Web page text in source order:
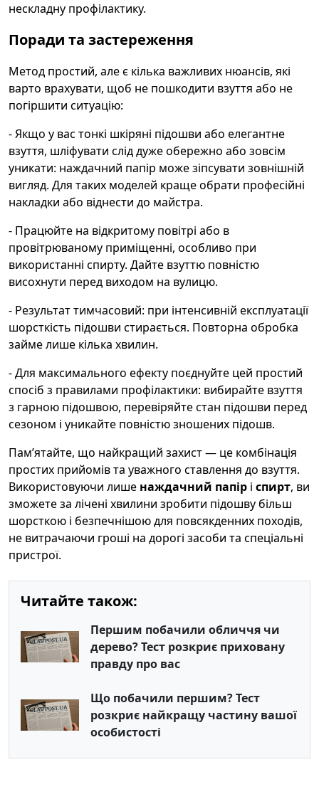
нескладну профілактику.
Поради та застереження
Метод простий, але є кілька важливих нюансів, які
варто врахувати, щоб не пошкодити взуття або не
погіршити ситуацію:
- Якщо у вас тонкі шкіряні підошви або елегантне
взуття, шліфувати слід дуже обережно або зовсім
уникати: наждачний папір може зіпсувати зовнішній
вигляд. Для таких моделей краще обрати професійні
накладки або віднести до майстра.
- Працюйте на відкритому повітрі або в
провітрюваному приміщенні, особливо при
використанні спирту. Дайте взуттю повністю
висохнути перед виходом на вулицю.
- Результат тимчасовий: при інтенсивній експлуатації
шорсткість підошви стирається. Повторна обробка
займе лише кілька хвилин.
- Для максимального ефекту поєднуйте цей простий
спосіб з правилами профілактики: вибирайте взуття
з гарною підошвою, перевіряйте стан підошви перед
сезоном і уникайте повністю зношених підошв.
Пам’ятайте, що найкращий захист — це комбінація
простих прийомів та уважного ставлення до взуття.
Використовуючи лише наждачний папір і спирт, ви
зможете за лічені хвилини зробити підошву більш
шорсткою і безпечнішою для повсякденних походів,
не витрачаючи гроші на дорогі засоби та спеціальні
пристрої.
Читайте також:
Першим побачили обличчя чи
дерево? Тест розкриє приховану
правду про вас
Що побачили першим? Тест
розкриє найкращу частину вашої
особистості